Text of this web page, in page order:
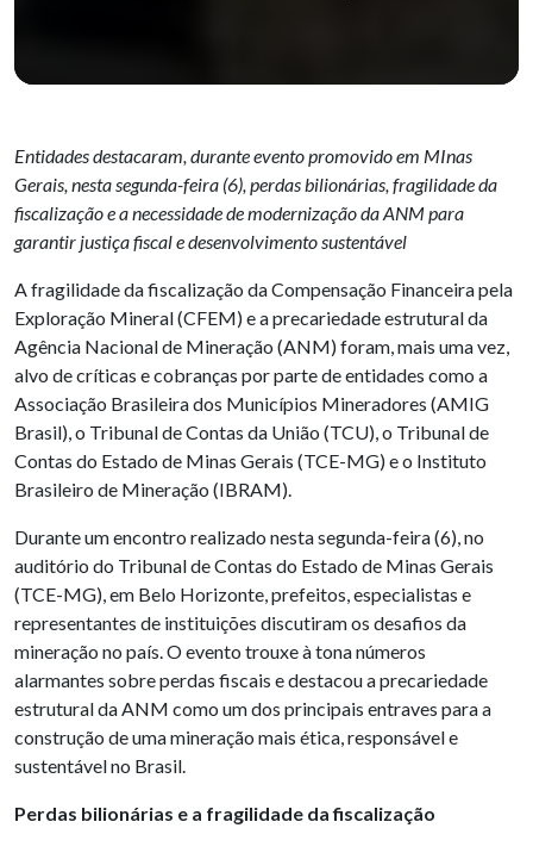
Entidades destacaram, durante evento promovido em MInas
Gerais, nesta segunda-feira (6), perdas bilionárias, fragilidade da
fiscalização e a necessidade de modernização da ANM para
garantir justiça fiscal e desenvolvimento sustentável
A fragilidade da fiscalização da Compensação Financeira pela
Exploração Mineral (CFEM) e a precariedade estrutural da
Agência Nacional de Mineração (ANM) foram, mais uma vez,
alvo de críticas e cobranças por parte de entidades como a
Associação Brasileira dos Municípios Mineradores (AMIG
Brasil), o Tribunal de Contas da União (TCU), o Tribunal de
Contas do Estado de Minas Gerais (TCE-MG) e o Instituto
Brasileiro de Mineração (IBRAM).
Durante um encontro realizado nesta segunda-feira (6), no
auditório do Tribunal de Contas do Estado de Minas Gerais
(TCE-MG), em Belo Horizonte, prefeitos, especialistas e
representantes de instituições discutiram os desafios da
mineração no país. O evento trouxe à tona números
alarmantes sobre perdas fiscais e destacou a precariedade
estrutural da ANM como um dos principais entraves para a
construção de uma mineração mais ética, responsável e
sustentável no Brasil.
Perdas bilionárias e a fragilidade da fiscalização